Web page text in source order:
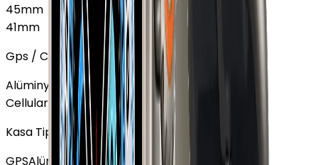
45mm
41mm
Gps / Cellular
AlüminyumGPS13.899 TL
Cellular
Kasa Tipi
GPSAlüminyum13.899 TL